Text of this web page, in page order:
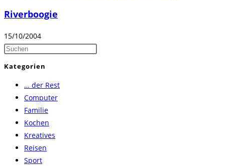
Riverboogie
15/10/2004
Press
Kategorien
… der Rest
Computer
Familie
Kochen
Kreatives
Reisen
Sport